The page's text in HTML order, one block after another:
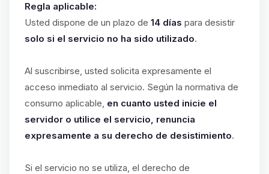
Regla aplicable:
Usted dispone de un plazo de 14 días para desistir
solo si el servicio no ha sido utilizado.
Al suscribirse, usted solicita expresamente el
acceso inmediato al servicio. Según la normativa de
consumo aplicable, en cuanto usted inicie el
servidor o utilice el servicio, renuncia
expresamente a su derecho de desistimiento.
Si el servicio no se utiliza, el derecho de